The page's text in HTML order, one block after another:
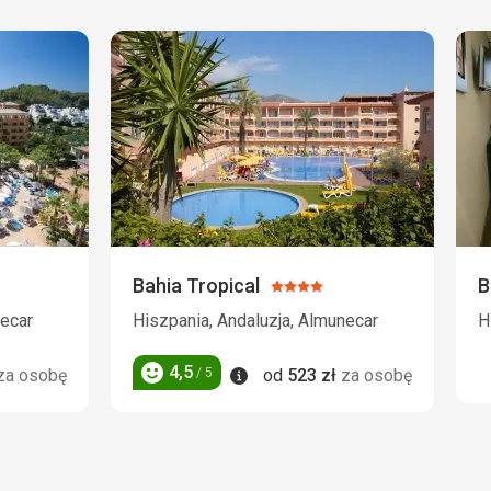
osobę
Bahia Tropical Ocena:
4/5
Hiszpania, Andaluzja, Almunecar
Ocena
4,5 / 5 Informacje
od 523 zł za osobę